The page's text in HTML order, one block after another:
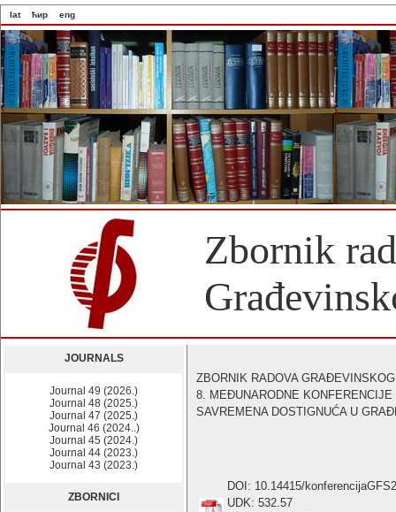
lat ћир eng
Zbornik
JOURNALS
Journal 49 (2026.)
Journal 48 (2025.)
Journal 47 (2025.)
Journal 46 (2024..)
Journal 45 (2024.)
Journal 44 (2023.)
Journal 43 (2023.)
ZBORNICI
ZBORNIK RADOVA
8. MEĐUNARODNE KONFERENCIJE
SAVREMENA DOSTIGNUĆA U
DOI: 10.14415/
UDK: 532.57